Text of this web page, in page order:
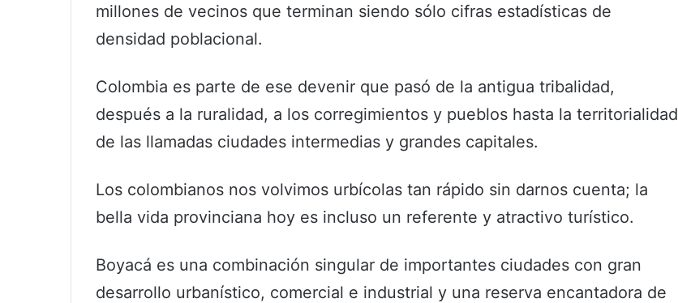
millones de vecinos que terminan siendo sólo cifras estadísticas de
densidad poblacional.
Colombia es parte de ese devenir que pasó de la antigua tribalidad,
después a la ruralidad, a los corregimientos y pueblos hasta la territorialidad
de las llamadas ciudades intermedias y grandes capitales.
Los colombianos nos volvimos urbícolas tan rápido sin darnos cuenta; la
bella vida provinciana hoy es incluso un referente y atractivo turístico.
Boyacá es una combinación singular de importantes ciudades con gran
desarrollo urbanístico, comercial e industrial y una reserva encantadora de